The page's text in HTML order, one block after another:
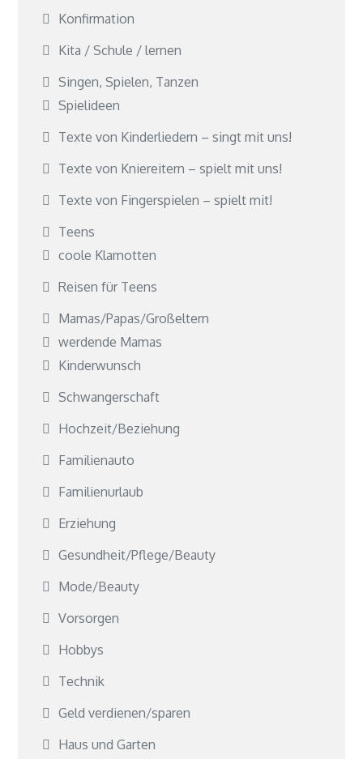
Konfirmation
Kita / Schule / lernen
Singen, Spielen, Tanzen
Spielideen
Texte von Kinderliedern – singt mit uns!
Texte von Kniereitern – spielt mit uns!
Texte von Fingerspielen – spielt mit!
Teens
coole Klamotten
Reisen für Teens
Mamas/Papas/Großeltern
werdende Mamas
Kinderwunsch
Schwangerschaft
Hochzeit/Beziehung
Familienauto
Familienurlaub
Erziehung
Gesundheit/Pflege/Beauty
Mode/Beauty
Vorsorgen
Hobbys
Technik
Geld verdienen/sparen
Haus und Garten